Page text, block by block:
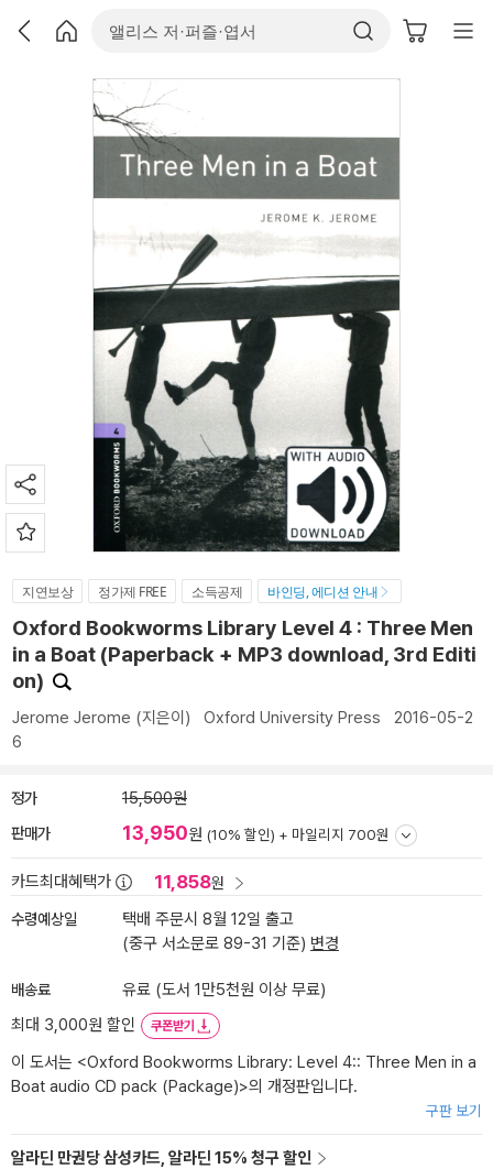
지연보상 정가제 FREE 소득공제 바인딩, 에디션 안내
Oxford Bookworms Library Level 4 : Three Men
in a Boat (Paperback + MP3 download, 3rd Editi
on)
Jerome Jerome (지은이) Oxford University Press 2016-05-2
6
정가 15,500원
판매가 13,950원 (10% 할인) + 마일리지 700원
카드최대혜택가 11,858원
수령예상일
택배 주문시 8월 12일 출고
(중구 서소문로 89-31 기준) 변경
배송료
유료 (도서 1만5천원 이상 무료)
최대 3,000원 할인
쿠폰받기
이 도서는 <Oxford Bookworms Library: Level 4:: Three Men in a
Boat audio CD pack (Package)>의 개정판입니다.
구판 보기
알라딘 만권당 삼성카드, 알라딘 15% 청구 할인